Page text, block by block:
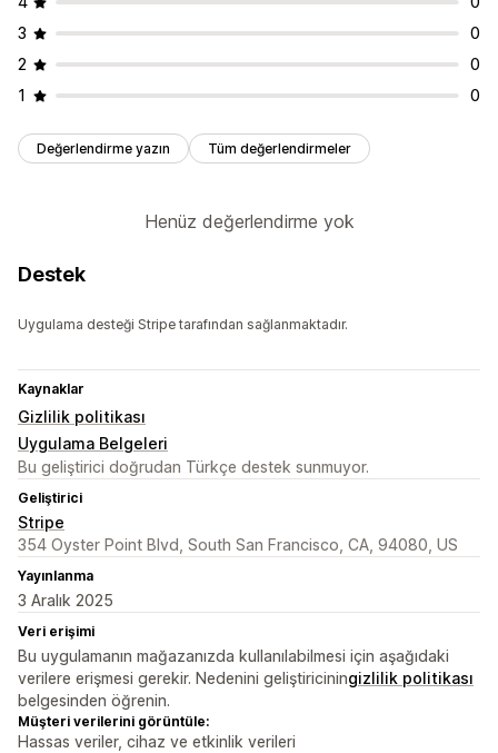
3
0
2
0
1
0
Değerlendirme yazın Tüm değerlendirmeler
Henüz değerlendirme yok
Destek
Uygulama desteği Stripe tarafından sağlanmaktadır.
Kaynaklar
Gizlilik politikası
Uygulama Belgeleri
Bu geliştirici doğrudan Türkçe destek sunmuyor.
Geliştirici
Stripe
354 Oyster Point Blvd, South San Francisco, CA, 94080, US
Yayınlanma
3 Aralık 2025
Veri erişimi
Bu uygulamanın mağazanızda kullanılabilmesi için aşağıdaki
verilere erişmesi gerekir. Nedenini geliştiriciningizlilik politikası
belgesinden öğrenin.
Müşteri verilerini görüntüle:
Hassas veriler, cihaz ve etkinlik verileri